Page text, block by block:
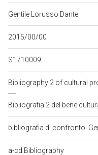
Gentile Lorusso Dante
2015/00/00
S1710009
Bibliography 2 of cultural
Bibliografia 2 del bene
bibliografia di confronto:
a-cd:Bibliography